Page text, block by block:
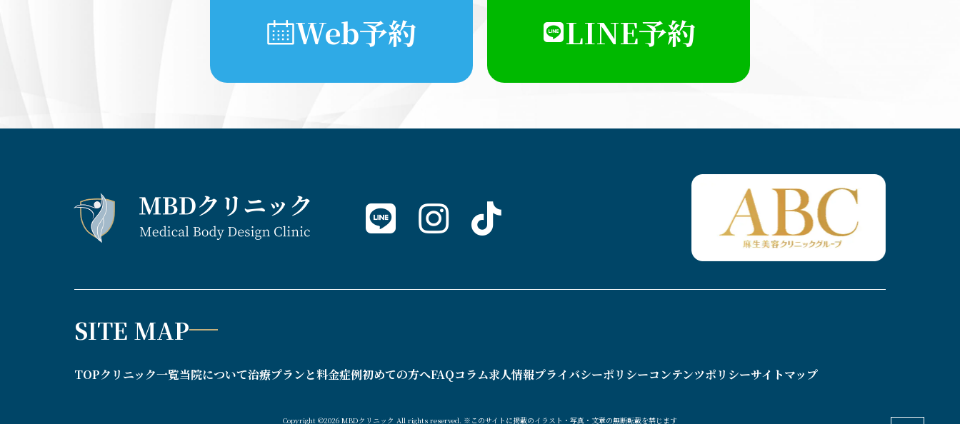
Web予約 LINE予約
SITE MAP
TOPクリニック一覧当院について治療プランと料金症例初めての方へFAQコラム求人情報プライバシーポリシーコンテンツポリシーサイトマップ
Copyright ©2026 MBDクリニック All rights reserved. ※このサイトに掲載のイラスト・写真・文章の無断転載を禁じます